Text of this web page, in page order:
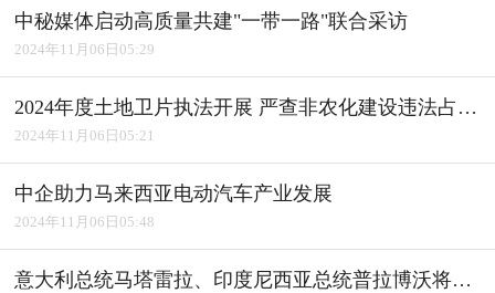
中秘媒体启动高质量共建"一带一路"联合采访
2024年11月06日05:29
2024年度土地卫片执法开展 严查非农化建设违法占用耕地
2024年11月06日05:21
中企助力马来西亚电动汽车产业发展
2024年11月06日05:48
意大利总统马塔雷拉、印度尼西亚总统普拉博沃将访华